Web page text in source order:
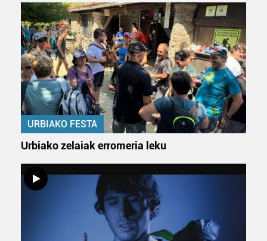
Bazkide batzuek ez dizute baimenik eskatzen, eta beren
interes komertzial legitimoetan babesten dira. Ikusi gure
bazkideen zerrenda, beren ustez zein helburutarako
duten interes legitimoa eta horren aurka nola egin
dezakezun ikusteko.
Lortu zure datu pertsonalak prozesatzeko moduari
buruzko informazio gehiago eta ezarri zure lehentasunak
datuen atalean. Edozein unetan alda edo ken dezakezu
zure baimena Cookieen adierazpenean.
fitxategiak erabiltzen ditu. Zure esperientzia eta
zerbitzuak hobetzeko asmoz, cookie teknologiaz
baliatzen gara. Ohar hau onartuz gero, teknologia hori
erabiltzeko baimen esplizitua ematen diguzu. Gehiago
URBIAKO FESTA
Urbiako zelaiak erromeria leku